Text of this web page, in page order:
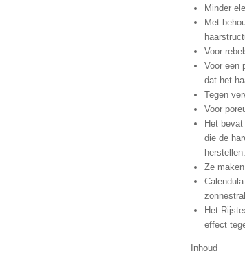
Minder
Met
Voor
Voor een
dat het
Tegen
Voor
Het
die de
herstellen.
Ze
Het
effect
Inhoud